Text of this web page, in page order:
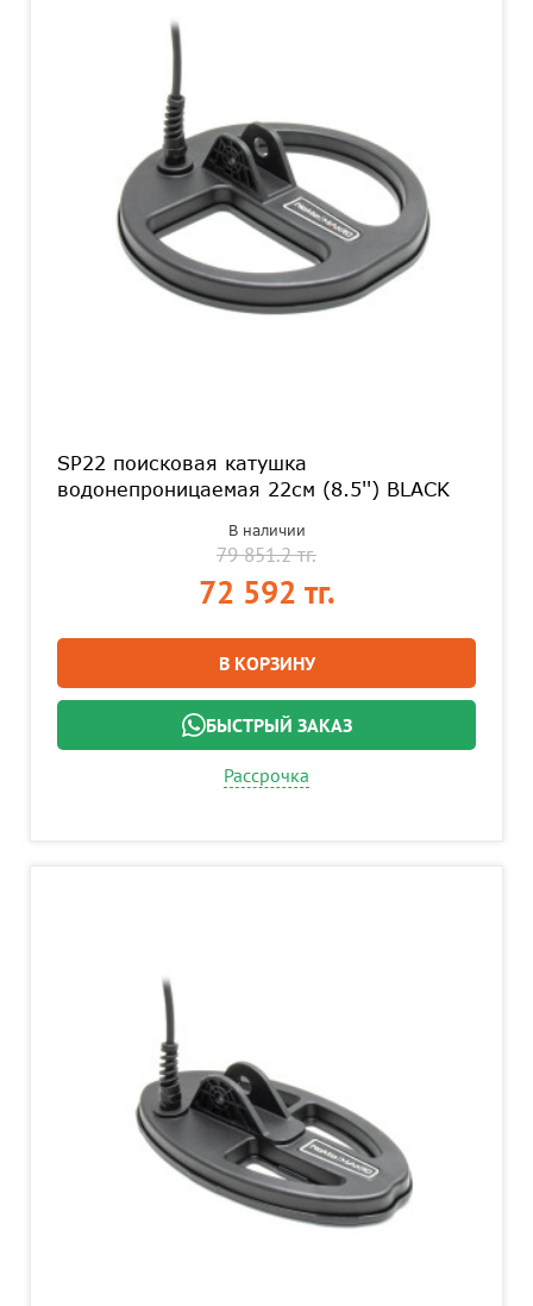
SP22 поисковая катушка
водонепроницаемая 22см (8.5'') BLACK
В наличии
79 851.2 тг.
72 592 тг.
В КОРЗИНУ
БЫСТРЫЙ ЗАКАЗ
Рассрочка